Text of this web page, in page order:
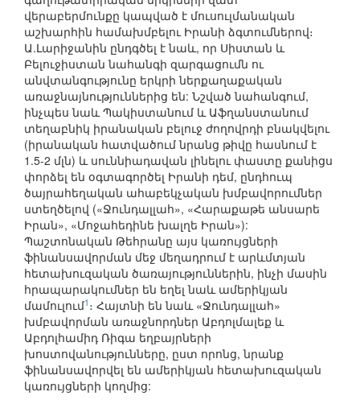
վերաբերմունքը կապված է մուսուլմանական
աշխարհին համախմբելու Իրանի ձգտումներով։
Ա.Լարիջանին ընդգծել է նաև, որ Սիստան և
Բելուջիստան նահանգի զարգացումն ու
անվտանգությունը երկրի ներքաղաքական
առաջնայնություններից են: Նշված նահանգում,
ինչպես նաև Պակիստանում և Աֆղանստանում
տեղաբնիկ իրանական բելուջ ժողովրդի բնակվելու
(իրանական հատվածում նրանց թիվը հասնում է
1.5-2 մլն) և սուննիադավան լինելու փաստը քանիցս
փորձել են օգտագործել Իրանի դեմ, ընդհուպ
ծայրահեղական ահաբեկչական խմբավորումներ
ստեղծելով («Ջունդալլահ», «Հարաքաթե անսարե
Իրան», «Մոջահեդինե խալղե Իրան»):
Պաշտոնական Թեհրանը այս կառույցների
ֆինանսավորման մեջ մեղադրում է արևմտյան
հետախուզական ծառայություններին, ինչի մասին
հրապարակումներ են եղել նաև ամերիկյան
մամուլում1 ։ Հայտնի են նաև «Ջունդալլահ»
խմբավորման առաջնորդներ Աբդոլմալեք և
Աբդոլհամիդ Ռիգա եղբայրների
խոստովանությունները, ըստ որոնց, նրանք
ֆինանսավորվել են ամերիկյան հետախուզական
կառույցների կողմից: